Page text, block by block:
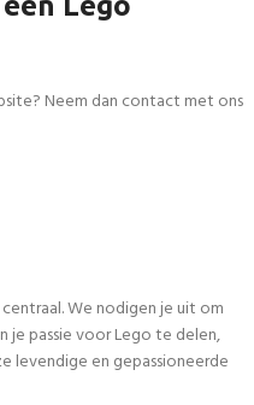
Neem dan contact met ons
We nodigen je uit om
je passie voor Lego te delen,
levendige en gepassioneerde